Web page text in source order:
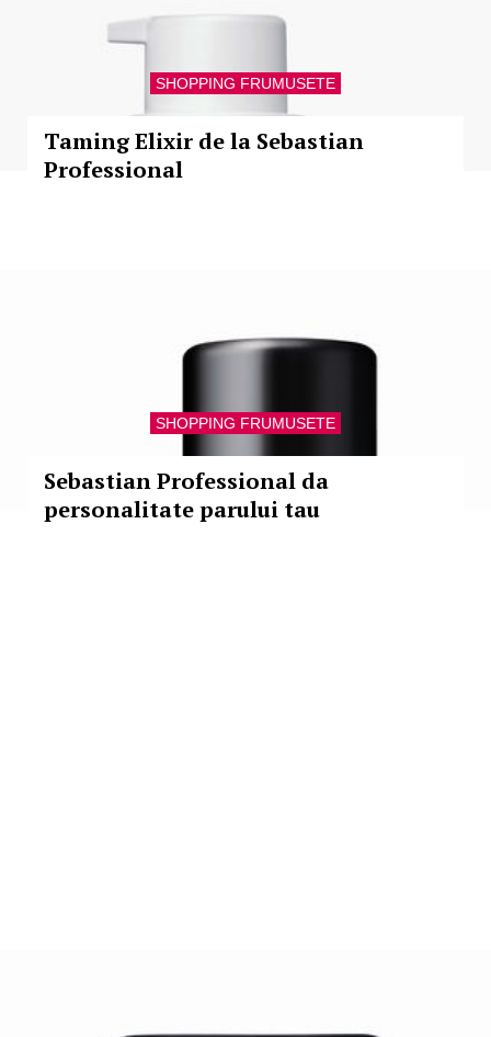
SHOPPING FRUMUSETE
Taming Elixir de la Sebastian
Professional
SHOPPING FRUMUSETE
Sebastian Professional da
personalitate parului tau